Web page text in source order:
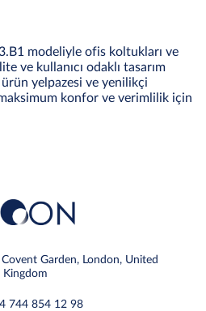
modeliyle ofis koltukları ve
ve kullanıcı odaklı tasarım
ürün yelpazesi ve yenilikçi
konfor ve verimlilik için
Garden, London, United
Kingdom
744 854 12 98